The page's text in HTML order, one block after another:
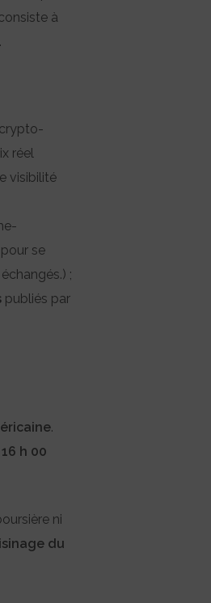
à
réel
visibilité
se
;
publiés par
.
h 00
ni
du